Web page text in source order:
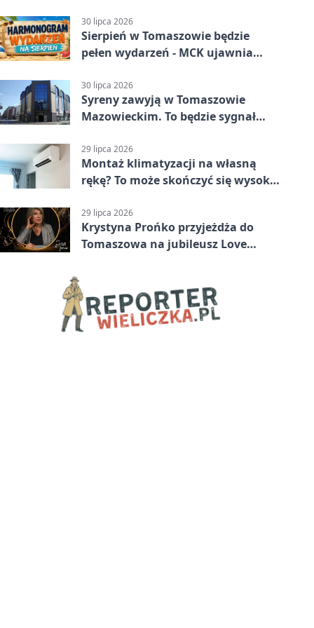
30 lipca 2026
Sierpień w Tomaszowie będzie
pełen wydarzeń - MCK ujawnia
30 lipca 2026
Syreny zawyją w Tomaszowie
Mazowieckim. To będzie sygnał
29 lipca 2026
Montaż klimatyzacji na własną
rękę? To może skończyć się wysoką
29 lipca 2026
Krystyna Prońko przyjeżdża do
Tomaszowa na jubileusz Love